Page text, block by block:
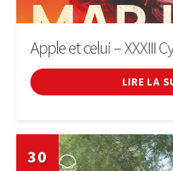
Apple et celui – XXXIII
LIRE LA
30